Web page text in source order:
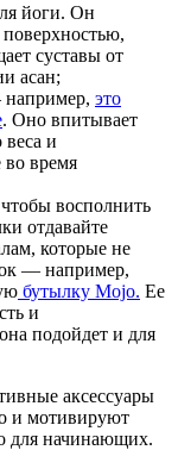
йоги. Он
суставы от
асан;
например, это
. Оно впитывает
веса и
во время
восполнить
отдавайте
которые не
— например,
бутылку Mojo. Ее
и
подойдет и для
аксессуары
и мотивируют
для начинающих.